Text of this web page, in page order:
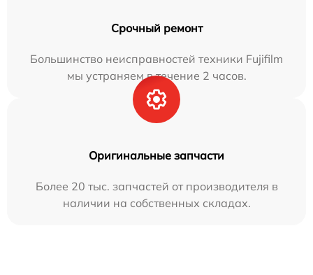
Срочный ремонт
Большинство неисправностей техники Fujifilm
мы устраняем в течение 2 часов.
Оригинальные запчасти
Более 20 тыс. запчастей от производителя в
наличии на собственных складах.